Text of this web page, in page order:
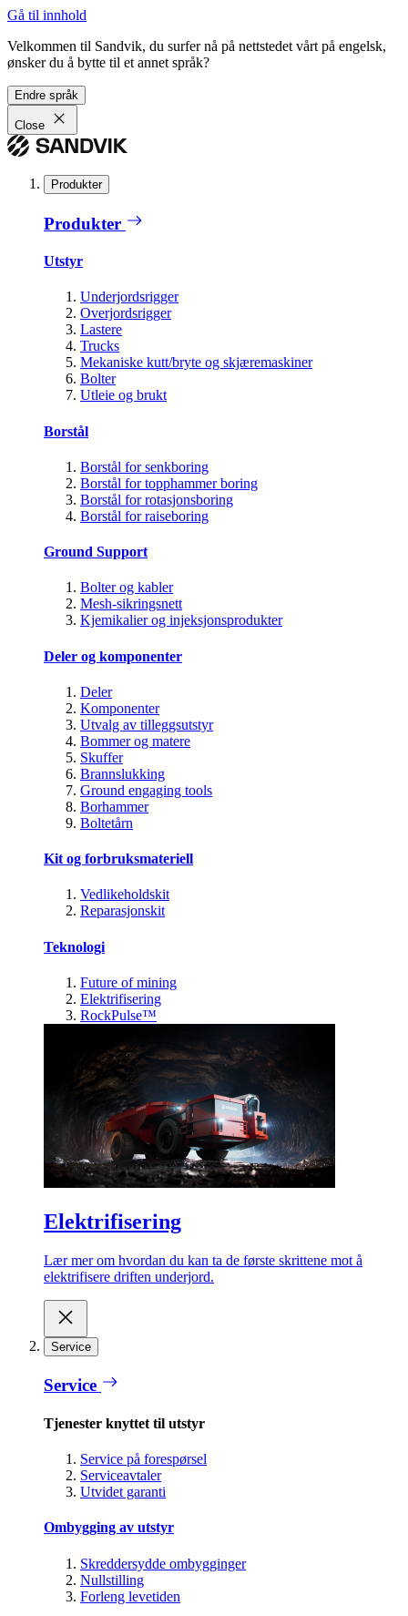
Gå til innhold
Velkommen til Sandvik, du surfer nå på nettstedet vårt på engelsk,
ønsker du å bytte til et annet språk?
Endre språk
Close
Produkter
Produkter
Utstyr
Underjordsrigger
Overjordsrigger
Lastere
Trucks
Mekaniske kutt/bryte og skjæremaskiner
Bolter
Utleie og brukt
Borstål
Borstål for senkboring
Borstål for topphammer boring
Borstål for rotasjonsboring
Borstål for raiseboring
Ground Support
Bolter og kabler
Mesh-sikringsnett
Kjemikalier og injeksjonsprodukter
Deler og komponenter
Deler
Komponenter
Utvalg av tilleggsutstyr
Bommer og matere
Skuffer
Brannslukking
Ground engaging tools
Borhammer
Boltetårn
Kit og forbruksmateriell
Vedlikeholdskit
Reparasjonskit
Teknologi
Future of mining
Elektrifisering
RockPulse™
Elektrifisering
Lær mer om hvordan du kan ta de første skrittene mot å
elektrifisere driften underjord.
Service
Service
Tjenester knyttet til utstyr
Service på forespørsel
Serviceavtaler
Utvidet garanti
Ombygging av utstyr
Skreddersydde ombygginger
Nullstilling
Forleng levetiden